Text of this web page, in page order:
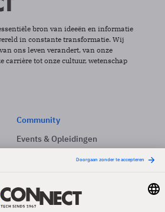
bron van ideeën en informatie
in constante transformatie. Wij
ons leven verandert, van onze
carrière tot onze cultuur, wetenschap
Community
Events & Opleidingen
Nieuwsbrieven